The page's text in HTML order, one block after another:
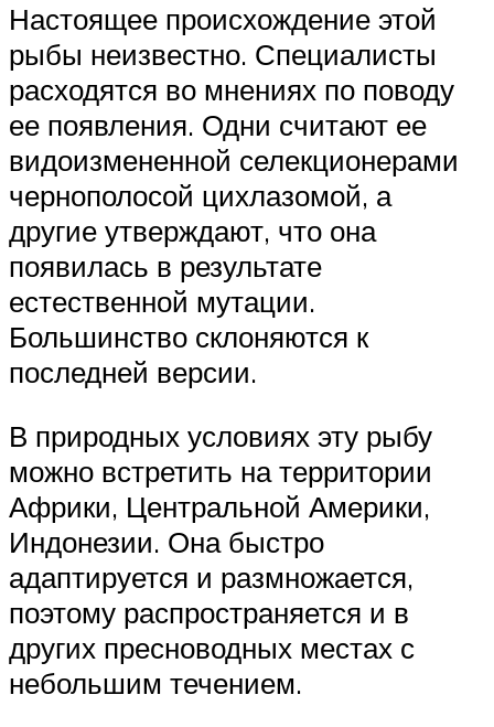
Настоящее происхождение этой
рыбы неизвестно. Специалисты
расходятся во мнениях по поводу
ее появления. Одни считают ее
видоизмененной селекционерами
чернополосой цихлазомой, а
другие утверждают, что она
появилась в результате
естественной мутации.
Большинство склоняются к
последней версии.
В природных условиях эту рыбу
можно встретить на территории
Африки, Центральной Америки,
Индонезии. Она быстро
адаптируется и размножается,
поэтому распространяется и в
других пресноводных местах с
небольшим течением.